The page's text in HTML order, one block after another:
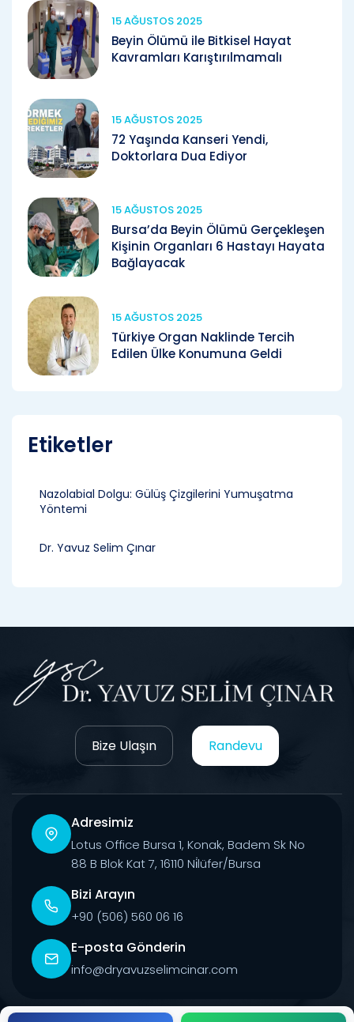
15 AĞUSTOS 2025
Beyin Ölümü ile Bitkisel Hayat
Kavramları Karıştırılmamalı
15 AĞUSTOS 2025
72 Yaşında Kanseri Yendi,
Doktorlara Dua Ediyor
15 AĞUSTOS 2025
Bursa’da Beyin Ölümü Gerçekleşen
Kişinin Organları 6 Hastayı Hayata
Bağlayacak
15 AĞUSTOS 2025
Türkiye Organ Naklinde Tercih
Edilen Ülke Konumuna Geldi
Etiketler
Nazolabial Dolgu: Gülüş Çizgilerini Yumuşatma
Yöntemi
Dr. Yavuz Selim Çınar
Bize Ulaşın Randevu
Adresimiz
Lotus Office Bursa 1, Konak, Badem Sk No
88 B Blok Kat 7, 16110 Ni̇lüfer/Bursa
Bizi Arayın
+90 (506) 560 06 16
E-posta Gönderin
info@dryavuzselimcinar.com